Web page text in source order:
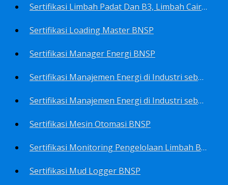
Sertifikasi Limbah Padat Dan B3, Limbah Cair BNSP
Sertifikasi Loading Master BNSP
Sertifikasi Manager Energi BNSP
Sertifikasi Manajemen Energi di Industri sebagai Auditor BNSP
Sertifikasi Manajemen Energi di Industri sebagai Manager Energy BNSP
Sertifikasi Mesin Otomasi BNSP
Sertifikasi Monitoring Pengelolaan Limbah B3 BNSP
Sertifikasi Mud Logger BNSP